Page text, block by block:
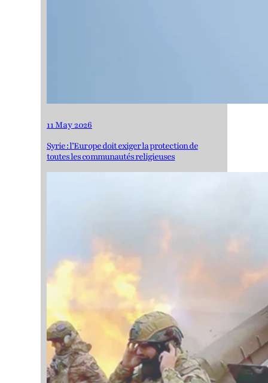
11 May 2026
Syrie : l’Europe doit exiger la protection de
toutes les communautés religieuses